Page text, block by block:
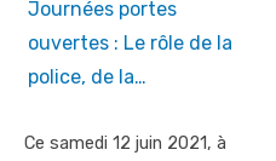
Journées portes
ouvertes : Le rôle de la
police, de la…
Ce samedi 12 juin 2021, à